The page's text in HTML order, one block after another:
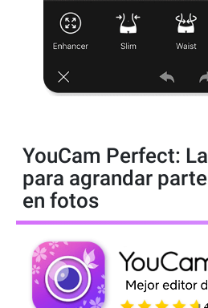
YouCam Perfect:
para agrandar
en fotos